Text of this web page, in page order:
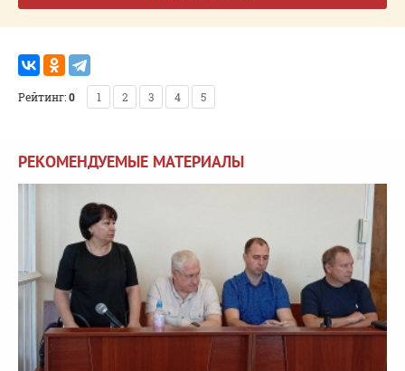
Рейтинг:0 1 2 3 4 5
РЕКОМЕНДУЕМЫЕ МАТЕРИАЛЫ